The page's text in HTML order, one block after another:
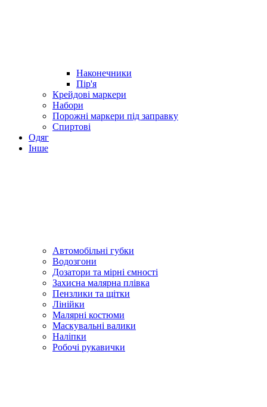
Наконечники
Пір'я
Крейдові маркери
Набори
Порожні маркери під заправку
Спиртові
Одяг
Інше
Автомобільні губки
Водозгони
Дозатори та мірні ємності
Захисна малярна плівка
Пензлики та щітки
Лінійки
Малярні костюми
Маскувальні валики
Наліпки
Робочі рукавички